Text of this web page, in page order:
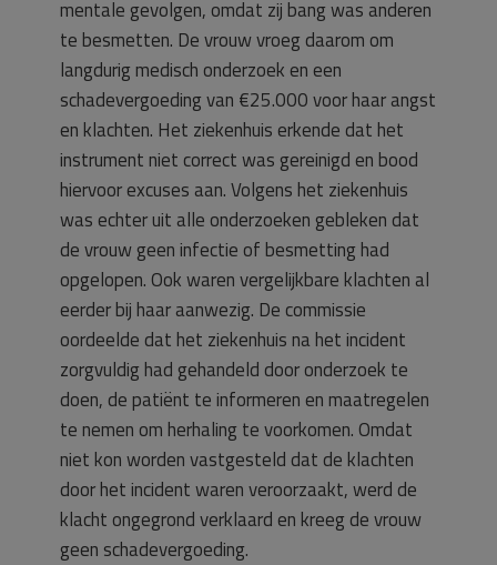
mentale gevolgen, omdat zij bang was anderen
te besmetten. De vrouw vroeg daarom om
langdurig medisch onderzoek en een
schadevergoeding van €25.000 voor haar angst
en klachten. Het ziekenhuis erkende dat het
instrument niet correct was gereinigd en bood
hiervoor excuses aan. Volgens het ziekenhuis
was echter uit alle onderzoeken gebleken dat
de vrouw geen infectie of besmetting had
opgelopen. Ook waren vergelijkbare klachten al
eerder bij haar aanwezig. De commissie
oordeelde dat het ziekenhuis na het incident
zorgvuldig had gehandeld door onderzoek te
doen, de patiënt te informeren en maatregelen
te nemen om herhaling te voorkomen. Omdat
niet kon worden vastgesteld dat de klachten
door het incident waren veroorzaakt, werd de
klacht ongegrond verklaard en kreeg de vrouw
geen schadevergoeding.